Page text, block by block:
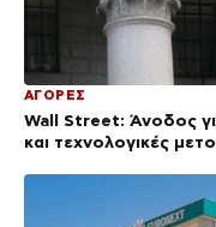
ΑΓΟΡΕΣ
Wall Street: Άνοδος
και τεχνολογικές